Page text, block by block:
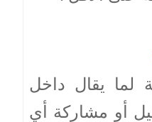
لما يقال داخل
أو مشاركة أي